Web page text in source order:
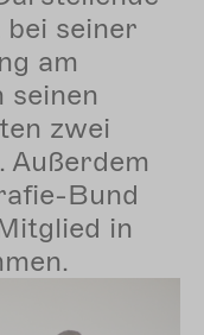
bei seiner
am
zwei
Außerdem
Bund
in